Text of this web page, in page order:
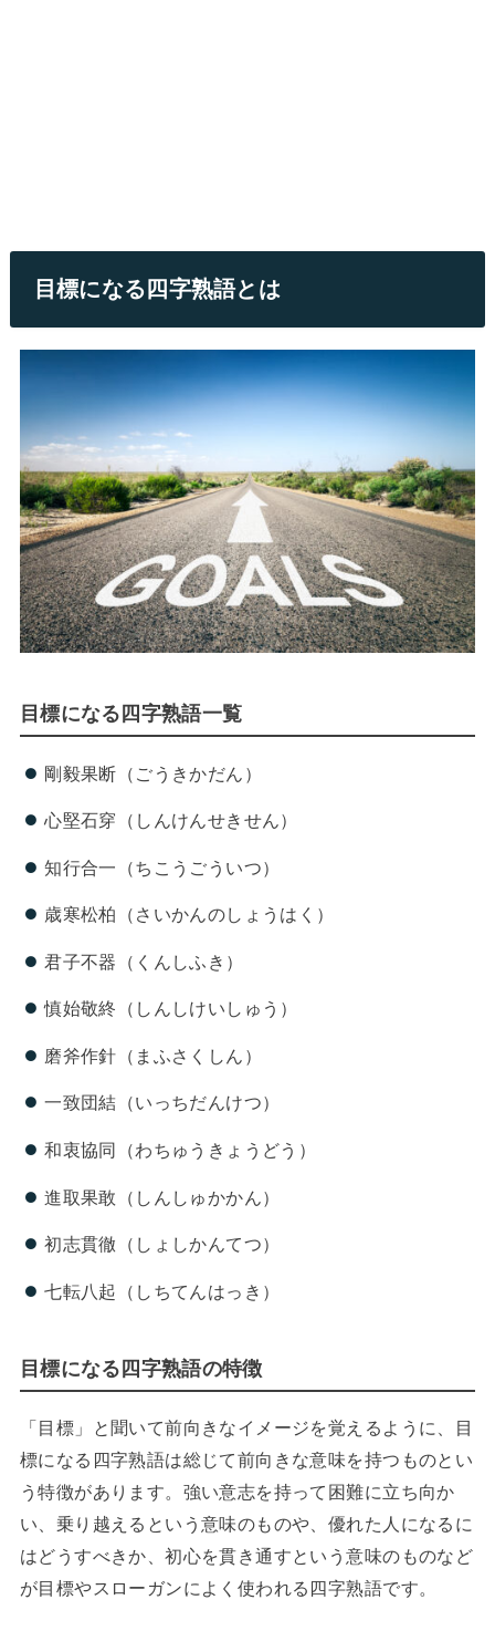
目標になる四字熟語とは
目標になる四字熟語一覧
剛毅果断（ごうきかだん）
心堅石穿（しんけんせきせん）
知行合一（ちこうごういつ）
歳寒松柏（さいかんのしょうはく）
君子不器（くんしふき）
慎始敬終（しんしけいしゅう）
磨斧作針（まふさくしん）
一致団結（いっちだんけつ）
和衷協同（わちゅうきょうどう）
進取果敢（しんしゅかかん）
初志貫徹（しょしかんてつ）
七転八起（しちてんはっき）
目標になる四字熟語の特徴
「目標」と聞いて前向きなイメージを覚えるように、目
標になる四字熟語は総じて前向きな意味を持つものとい
う特徴があります。強い意志を持って困難に立ち向か
い、乗り越えるという意味のものや、優れた人になるに
はどうすべきか、初心を貫き通すという意味のものなど
が目標やスローガンによく使われる四字熟語です。